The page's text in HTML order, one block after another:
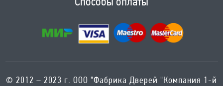
Способы оплаты
© 2012 – 2023 г. ООО "Фабрика Дверей "Компания 1-й